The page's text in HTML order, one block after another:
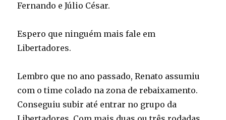
Fernando e Júlio César.
Espero que ninguém mais fale em
Libertadores.
Lembro que no ano passado, Renato assumiu
com o time colado na zona de rebaixamento.
Conseguiu subir até entrar no grupo da